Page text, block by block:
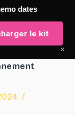
dates
le kit
×